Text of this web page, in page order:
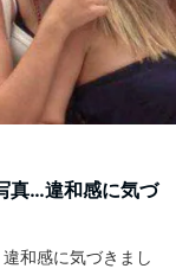
真…違和感に気づ
和感に気づきまし